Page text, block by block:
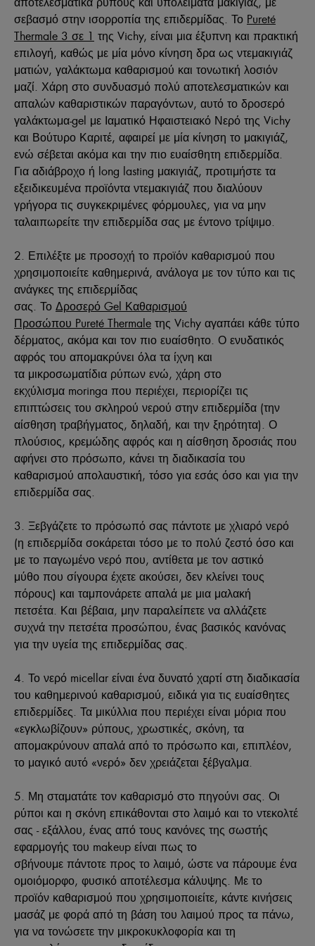
σεβασμό στην ισορροπία της επιδερμίδας. Το Pureté
Thermale 3 σε 1 της Vichy, είναι μια έξυπνη και πρακτική
επιλογή, καθώς με μία μόνο κίνηση δρα ως ντεμακιγιάζ
ματιών, γαλάκτωμα καθαρισμού και τονωτική λοσιόν
μαζί. Χάρη στο συνδυασμό πολύ αποτελεσματικών και
απαλών καθαριστικών παραγόντων, αυτό το δροσερό
γαλάκτωμα-gel με Ιαματικό Ηφαιστειακό Νερό της Vichy
και Βούτυρο Καριτέ, αφαιρεί με μία κίνηση το μακιγιάζ,
ενώ σέβεται ακόμα και την πιο ευαίσθητη επιδερμίδα.
Για αδιάβροχο ή long lasting μακιγιάζ, προτιμήστε τα
εξειδικευμένα προϊόντα ντεμακιγιάζ που διαλύουν
γρήγορα τις συγκεκριμένες φόρμουλες, για να μην
ταλαιπωρείτε την επιδερμίδα σας με έντονο τρίψιμο.
2. Επιλέξτε με προσοχή το προϊόν καθαρισμού που
χρησιμοποιείτε καθημερινά, ανάλογα με τον τύπο και τις
ανάγκες της επιδερμίδας
σας. Το Δροσερό Gel Καθαρισμού
Προσώπου Pureté Thermale της Vichy αγαπάει κάθε τύπο
δέρματος, ακόμα και τον πιο ευαίσθητο. Ο ενυδατικός
αφρός του απομακρύνει όλα τα ίχνη και
τα μικροσωματίδια ρύπων ενώ, χάρη στο
εκχύλισμα moringa που περιέχει, περιορίζει τις
επιπτώσεις του σκληρού νερού στην επιδερμίδα (την
αίσθηση τραβήγματος, δηλαδή, και την ξηρότητα). Ο
πλούσιος, κρεμώδης αφρός και η αίσθηση δροσιάς που
αφήνει στο πρόσωπο, κάνει τη διαδικασία του
καθαρισμού απολαυστική, τόσο για εσάς όσο και για την
επιδερμίδα σας.
3. Ξεβγάζετε το πρόσωπό σας πάντοτε με χλιαρό νερό
(η επιδερμίδα σοκάρεται τόσο με το πολύ ζεστό όσο και
με το παγωμένο νερό που, αντίθετα με τον αστικό
μύθο που σίγουρα έχετε ακούσει, δεν κλείνει τους
πόρους) και ταμπονάρετε απαλά με μια μαλακή
πετσέτα. Και βέβαια, μην παραλείπετε να αλλάζετε
συχνά την πετσέτα προσώπου, ένας βασικός κανόνας
για την υγεία της επιδερμίδας σας.
4. Το νερό micellar είναι ένα δυνατό χαρτί στη διαδικασία
του καθημερινού καθαρισμού, ειδικά για τις ευαίσθητες
επιδερμίδες. Τα μικύλλια που περιέχει είναι μόρια που
«εγκλωβίζουν» ρύπους, χρωστικές, σκόνη, τα
απομακρύνουν απαλά από το πρόσωπο και, επιπλέον,
το μαγικό αυτό «νερό» δεν χρειάζεται ξέβγαλμα.
5. Μη σταματάτε τον καθαρισμό στο πηγούνι σας. Οι
ρύποι και η σκόνη επικάθονται στο λαιμό και το ντεκολτέ
σας - εξάλλου, ένας από τους κανόνες της σωστής
εφαρμογής του makeup είναι πως το
σβήνουμε πάντοτε προς το λαιμό, ώστε να πάρουμε ένα
ομοιόμορφο, φυσικό αποτέλεσμα κάλυψης. Με το
προϊόν καθαρισμού που χρησιμοποιείτε, κάντε κινήσεις
μασάζ με φορά από τη βάση του λαιμού προς τα πάνω,
για να τονώσετε την μικροκυκλοφορία και τη